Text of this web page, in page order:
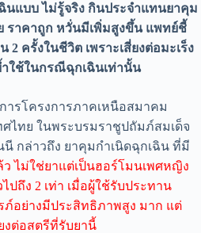
แบบ ไม่รู้จริง กินประจำแทนยาคุม
ราคาถูก หวั่นมีเพิ่มสูงขึ้น แพทย์ชี้
2 ครั้งในชีวิต เพราะเสี่ยงต่อมะเร็ง
ำใช้ในกรณีฉุกเฉินเท่านั้น
ารโครงการภาคเหนือสมาคม
ไทย ในพระบรมราชูปถัมภ์สมเด็จ
กล่าวถึง ยาคุมกำเนิดฉุกเฉิน ที่มี
ว ไม่ใช่ยาแต่เป็นฮอร์โมนเพศหญิง
ปถึง 2 เท่า เมื่อผู้ใช้รับประทาน
ภ์อย่างมีประสิทธิภาพสูง มาก แต่
งต่อสตรีที่รับยานี้